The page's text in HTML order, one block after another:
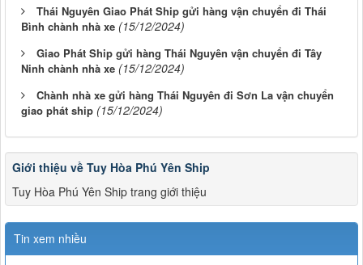
Thái Nguyên Giao Phát Ship gửi hàng vận chuyển đi Thái
Bình chành nhà xe (15/12/2024)
Giao Phát Ship gửi hàng Thái Nguyên vận chuyển đi Tây
Ninh chành nhà xe (15/12/2024)
Chành nhà xe gửi hàng Thái Nguyên đi Sơn La vận chuyển
giao phát ship (15/12/2024)
Giới thiệu về Tuy Hòa Phú Yên Ship
Tuy Hòa Phú Yên Ship trang giới thiệu
Tin xem nhiều